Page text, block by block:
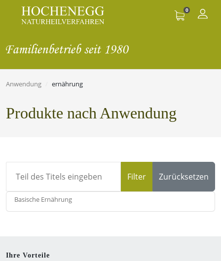
0
Anwendung ernährung
Produkte nach Anwendung
Filter Zurücksetzen
Basische Ernährung
Ihre Vorteile